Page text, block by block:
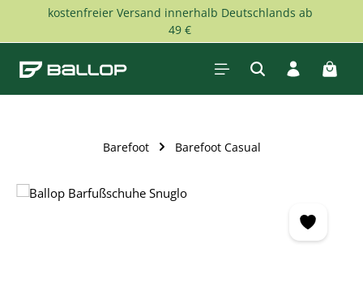
Skip to main content
kostenfreier Versand innerhalb Deutschlands ab
49 €
Barefoot Barefoot Casual
Skip image gallery